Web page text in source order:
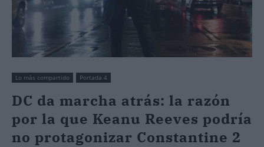
Lo más compartido Portada 4
DC da marcha atrás: la razón
por la que Keanu Reeves podría
no protagonizar Constantine 2